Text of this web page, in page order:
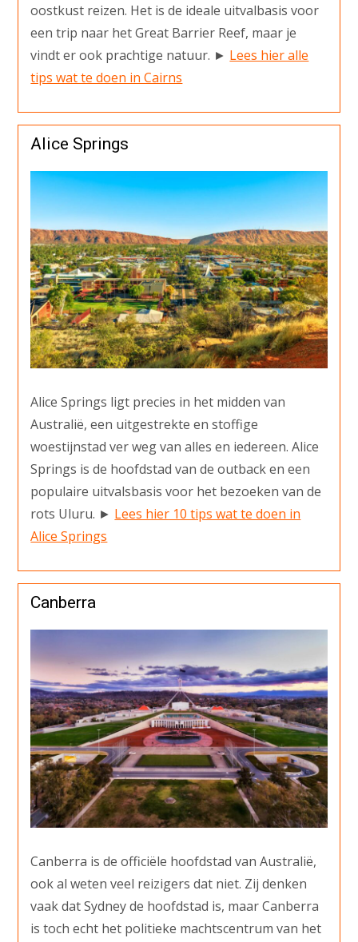
oostkust reizen. Het is de ideale uitvalbasis voor
een trip naar het Great Barrier Reef, maar je
vindt er ook prachtige natuur. ► Lees hier alle
tips wat te doen in Cairns
Alice Springs
Alice Springs ligt precies in het midden van
Australië, een uitgestrekte en stoffige
woestijnstad ver weg van alles en iedereen. Alice
Springs is de hoofdstad van de outback en een
populaire uitvalsbasis voor het bezoeken van de
rots Uluru. ► Lees hier 10 tips wat te doen in
Alice Springs
Canberra
Canberra is de officiële hoofdstad van Australië,
ook al weten veel reizigers dat niet. Zij denken
vaak dat Sydney de hoofdstad is, maar Canberra
is toch echt het politieke machtscentrum van het